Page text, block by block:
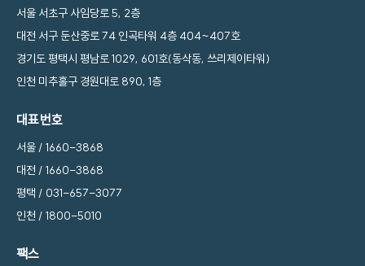
서울 서초구 사임당로 5, 2층
대전 서구 둔산중로 74 인곡타워 4층 404~407호
경기도 평택시 평남로 1029, 601호(동삭동, 쓰리제이타워)
인천 미추홀구 경원대로 890, 1층
대표번호
서울 / 1660-3868
대전 / 1660-3868
평택 / 031-657-3077
인천 / 1800-5010
팩스